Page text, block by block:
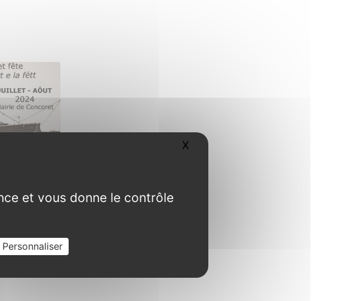
et vous donne le contrôle
Personnaliser
X Masquer le bandeau des cookies